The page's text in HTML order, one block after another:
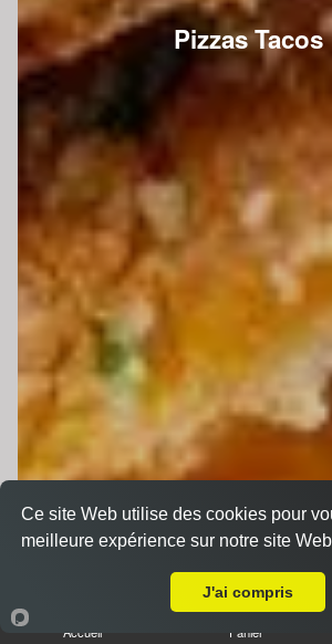
Pizzas Tacos
Accueil Panier
Ce site Web utilise des cookies pour
meilleure expérience sur notre site Web
J'ai compris